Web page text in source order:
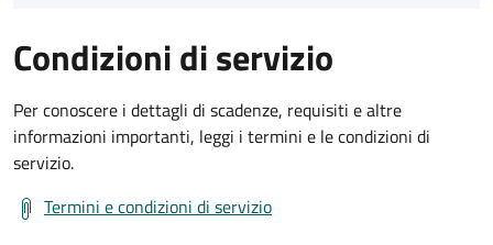
Condizioni di servizio
Per conoscere i dettagli di scadenze, requisiti e altre
informazioni importanti, leggi i termini e le condizioni di
servizio.
Termini e condizioni di servizio